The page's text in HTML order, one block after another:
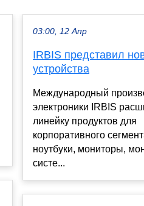
03:00, 12 Апр
IRBIS представил
устройства
Международный
электроники IRBIS
линейку продуктов для
корпоративного
ноутбуки, мониторы,
систе...